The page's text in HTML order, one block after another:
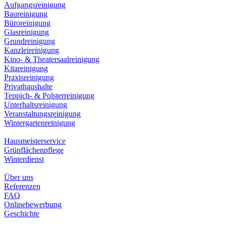
Aufgangsreinigung
Baureinigung
Büroreinigung
Glasreinigung
Grundreinigung
Kanzleireinigung
Kino- & Theatersaalreinigung
Kitareinigung
Praxisreinigung
Privathaushalte
Teppich- & Polsterreinigung
Unterhaltsreinigung
Veranstaltungsreinigung
Wintergartenreinigung
Hausmeisterservice
Grünflächenpflege
Winterdienst
Über uns
Referenzen
FAQ
Onlinebewerbung
Geschichte